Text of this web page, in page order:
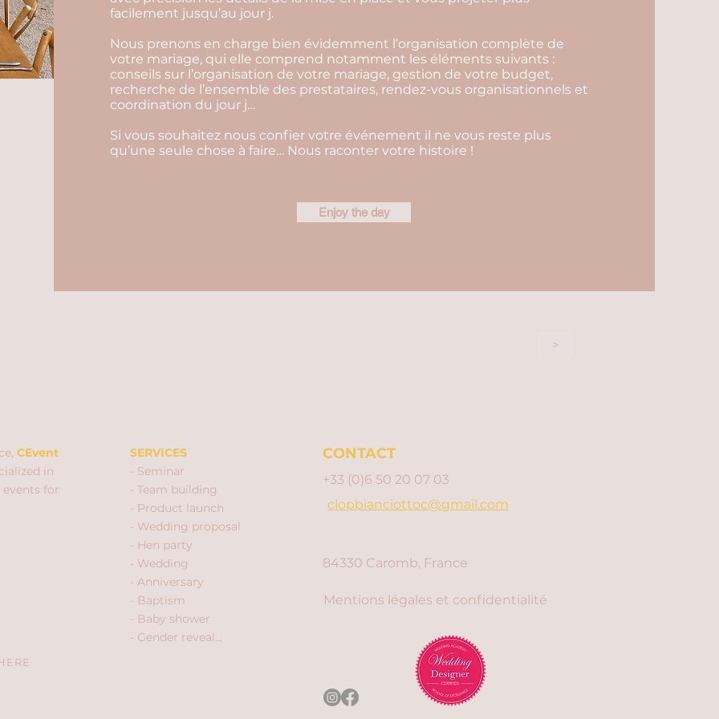
facilement jusqu’au jour j.
Nous prenons en charge bien évidemment l’organisation complète de
votre mariage, qui elle comprend notamment les éléments suivants :
conseils sur l’organisation de votre mariage, gestion de votre budget,
recherche de l’ensemble des prestataires, rendez-vous organisationnels et
coordination du jour j…
Si vous souhaitez nous confier votre événement il ne vous reste plus
qu’une seule chose à faire… Nous raconter votre histoire !
Enjoy the day
>
CEvent
in
for
SERVICES
- Seminar
- Team building
- Product launch
- Wedding proposal
- Hen party
- Wedding
- Anniversary
- Baptism
- Baby shower
- Gender reveal...
CONTACT
+33 (0)6 50 20 07 03
clopbianciottoc@gmail.com
84330 Caromb, France
Mentions légales et confidentialité